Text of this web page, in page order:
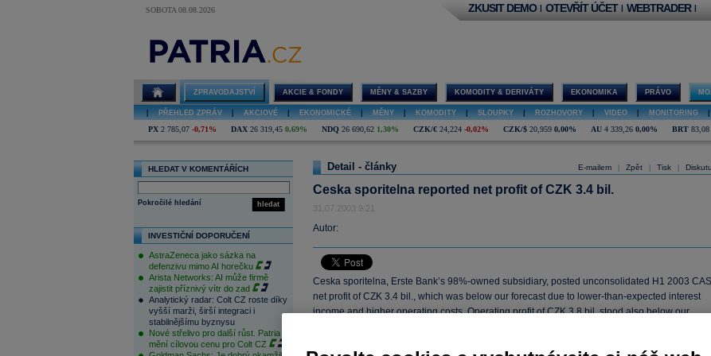
SOBOTA 08.08.2026 ZKUSIT DEMO | OTEVŘÍT ÚČET | WEBTRADER |
ZPRAVODAJSTVÍ AKCIE & FONDY MĚNY & SAZBY KOMODITY & DERIVÁTY EKONOMIKA PRÁVO
PŘEHLED ZPRÁV AKCIOVÉ EKONOMICKÉ MĚNY KOMODITY SLOUPKY ROZHOVORY VIDEO MONITORING
PX 2 785,07 -0,71% DAX 26 319,45 0,69% NDQ 26 690,62 1,30% CZK/€ 24,224 -0,02% CZK/$ 20,959 0,00% AU 4 339,26 0,00% BRT 83,08
HLEDAT V KOMENTÁŘÍCH
hledat
Pokročilé hledání
INVESTIČNÍ DOPORUČENÍ
AstraZeneca jako sázka na
defenzivu mimo AI horečku
Arista Networks: AI může firmě
zajistit příznivý vítr do zad
Analytický radar: Colt CZ roste díky
vyšší marži, širší integraci i
stabilnějšímu byznysu
Nové střelivo pro další růst. Patria
mění cílovou cenu pro Colt CZ
E-mailem Zpět Tisk
Detail - články
Ceska sporitelna reported net profit of CZK 3.4 bil.
31.07.2003 9:21
Autor:
Ceska sporitelna, Erste Bank’s 98%-owned subsidiary, posted unconsolidated H1 2003 CAS
net profit of CZK 3.4 bil., which was below our forecast due to lower-than-expected interest
income and higher operating costs. Operating profit of CZK 3.8 bil. stood also below our